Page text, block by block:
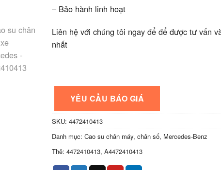
– Bảo hành linh hoạt
Liên hệ với chúng tôi ngay để để được tư vấn
nhất
YÊU CẦU BÁO GIÁ
SKU: 4472410413
Danh mục: Cao su chân máy, chân số, Mercedes-Benz
Thẻ: 4472410413, A4472410413